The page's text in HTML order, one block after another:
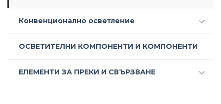
Конвенционално осветление
ОСВЕТИТЕЛНИ КОМПОНЕНТИ И КОМПОНЕНТИ
ЕЛЕМЕНТИ ЗА ПРЕКИ И СВЪРЗВАНЕ